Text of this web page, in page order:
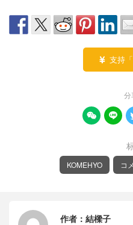
 支持
分
 
KOMEHYO コ
作者： 結樑子